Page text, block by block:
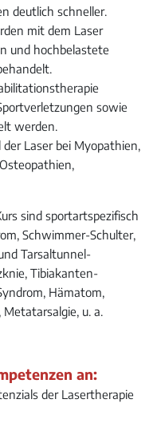
deutlich schneller.
mit dem Laser
und hochbelastete
sowie
werden.
Laser bei Myopathien,
sind sportartspezifisch
Schwimmer-Schulter,
Tarsaltunnel-
Tibiakanten-
Hämatom,
u. a.
an:
der Lasertherapie